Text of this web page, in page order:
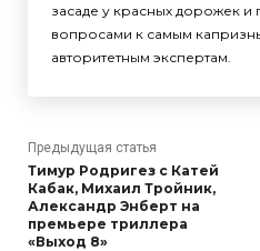
засаде у красных дорожек
вопросами к самым
авторитетным экспертам.
Предыдущая статья
Тимур Родригез с Катей
Кабак, Михаил Тройник,
Александр Энберт на
премьере триллера
«Выход 8»